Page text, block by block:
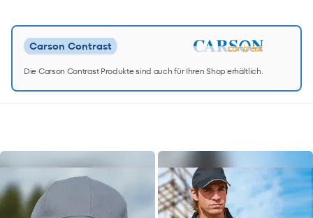
Carson Contrast
Die Carson Contrast Produkte sind auch für Ihren Shop erhältlich.